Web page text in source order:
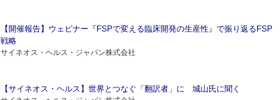
【開催報告】ウェビナー『FSPで変える臨床開発の生産性』で振り返るFSP
戦略
サイネオス・ヘルス・ジャパン株式会社
【サイネオス・ヘルス】世界とつなぐ「翻訳者」に 城山氏に聞く